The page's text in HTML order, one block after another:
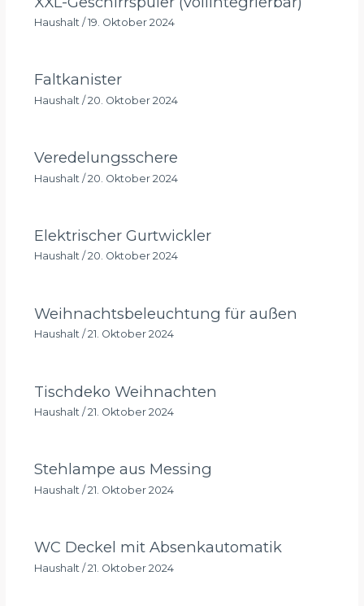
Haushalt / 19. Oktober 2024
Faltkanister
Haushalt / 20. Oktober 2024
Veredelungsschere
Haushalt /20. Oktober 2024
Elektrischer Gurtwickler
Haushalt/ 20. Oktober 2024
Weihnachtsbeleuchtung für außen
Haushalt/ 21. Oktober 2024
Tischdeko Weihnachten
Haushalt/ 21. Oktober 2024
Stehlampe aus Messing
Haushalt / 21. Oktober 2024
WC Deckel mit Absenkautomatik
Haushalt /21. Oktober 2024